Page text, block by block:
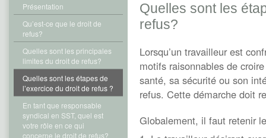
Présentation
Qu’est-ce que le droit de
refus?
Quelles sont les principales
limites du droit de refus?
Quelles sont les étapes de
l’exercice du droit de refus ?
En tant que responsable
syndical en SST, quel est
votre rôle en ce qui
concerne le droit de refus?
Quelles sont les
refus?
Lorsqu’un travailleur est
motifs raisonnables de
santé, sa sécurité ou son
refus. Cette démarche doit
Globalement, il faut retenir